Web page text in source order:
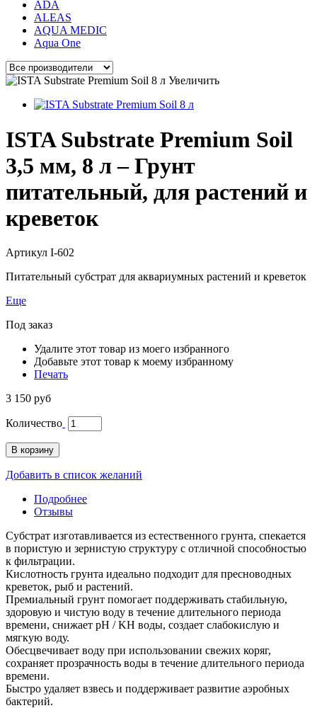
ADA
ALEAS
AQUA MEDIC
Aqua One
Увеличить
ISTA Substrate Premium Soil
3,5 мм, 8 л – Грунт
питательный, для растений и
креветок
Артикул I-602
Питательный субстрат для аквариумных растений и креветок
Еще
Под заказ
Удалите этот товар из моего избранного
Добавьте этот товар к моему избранному
Печать
3 150 руб
Количество
В корзину
Добавить в список желаний
Подробнее
Отзывы
Субстрат изготавливается из естественного грунта, спекается
в пористую и зернистую структуру с отличной способностью
к фильтрации.
Кислотность грунта идеально подходит для пресноводных
креветок, рыб и растений.
Премиальный грунт помогает поддерживать стабильную,
здоровую и чистую воду в течение длительного периода
времени, снижает рН / KH воды, создает слабокислую и
мягкую воду.
Обесцвечивает воду при использовании свежих коряг,
сохраняет прозрачность воды в течение длительного периода
времени.
Быстро удаляет взвесь и поддерживает развитие аэробных
бактерий.